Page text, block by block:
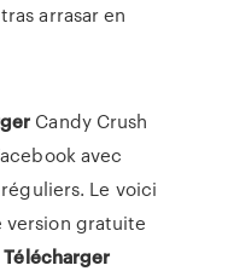
arrasar en
Candy Crush
avec
Le voici
version gratuite
Télécharger